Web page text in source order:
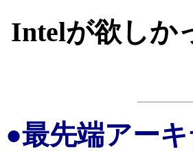
Intelが欲しか
●最先端アー